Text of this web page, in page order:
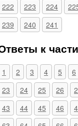
222
223 224
239
240 241
к
1 2 3 4 5 6
23
24 25 26
43
44 45 46